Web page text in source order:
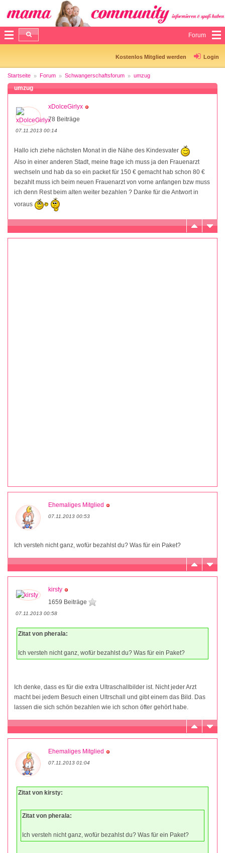
Forum
Kostenlos Mitglied werden Login
Startseite Forum Schwangerschaftsforum umzug
umzug
xDolceGirlyx
78 Beiträge
07.11.2013 00:14
Hallo ich ziehe nächsten Monat in die Nähe des Kindesvater
Also in einer anderen Stadt, meine frage ich muss ja den Frauenarzt
wechseln und hab da so ein packet für 150 € gemacht hab schon 80 €
bezahlt muss ich beim neuen Frauenarzt von vorne anfangen bzw muss
ich denn Rest beim alten weiter bezahlen ? Danke für die Antwort in
voraus
Ehemaliges Mitglied
07.11.2013 00:53
Ich versteh nicht ganz, wofür bezahlst du? Was für ein Paket?
kirsty
1659 Beiträge
07.11.2013 00:58
Zitat von pherala:
Ich versteh nicht ganz, wofür bezahlst du? Was für ein Paket?
Ich denke, dass es für die extra Ultraschallbilder ist. Nicht jeder Arzt
macht bei jedem Besuch einen Ultrschall und gibt einem das Bild. Das
lassen die sich schön bezahlen wie ich schon öfter gehört habe.
Ehemaliges Mitglied
07.11.2013 01:04
Zitat von kirsty:
Zitat von pherala:
Ich versteh nicht ganz, wofür bezahlst du? Was für ein Paket?